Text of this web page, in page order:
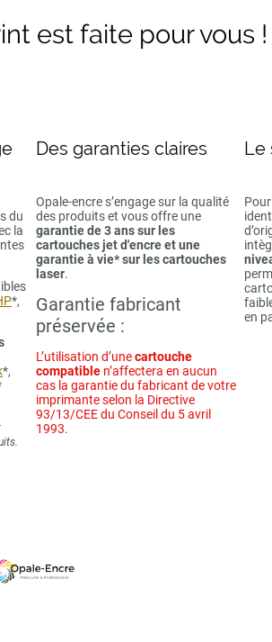
est faite pour vous !
du
la
*,
*,
Des garanties claires
Opale-encre s’engage sur la qualité
des produits et vous offre une
garantie de 3 ans sur les
cartouches jet d'encre et une
garantie à vie* sur les cartouches
laser.
Garantie fabricant
préservée :
L’utilisation d’unecartouche
compatible n’affectera en aucun
cas la garantie du fabricant de votre
imprimante selon la Directive
93/13/CEE du Conseil du 5 avril
1993.
Le
en